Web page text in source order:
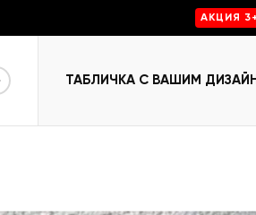
AKЦИЯ
ТАБЛИЧКА С ВАШИМ